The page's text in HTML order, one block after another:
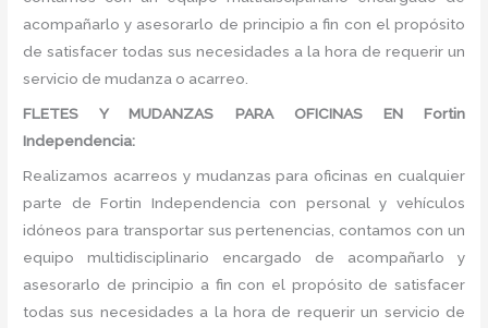
acompañarlo y asesorarlo de principio a fin con el propósito
de satisfacer todas sus necesidades a la hora de requerir un
servicio de mudanza o acarreo.
FLETES Y MUDANZAS PARA OFICINAS EN Fortin
Independencia:
Realizamos acarreos y mudanzas para oficinas en cualquier
parte de Fortin Independencia con personal y vehículos
idóneos para transportar sus pertenencias, contamos con un
equipo multidisciplinario encargado de acompañarlo y
asesorarlo de principio a fin con el propósito de satisfacer
todas sus necesidades a la hora de requerir un servicio de